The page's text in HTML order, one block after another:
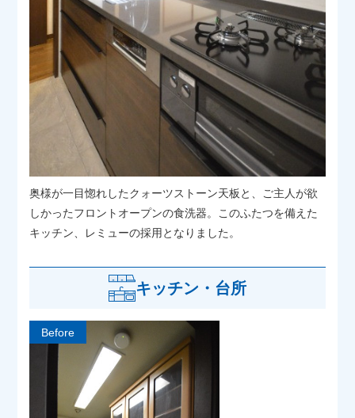
奥様が一目惚れしたクォーツストーン天板と、ご主人が欲
しかったフロントオープンの食洗器。このふたつを備えた
キッチン、レミューの採用となりました。
キッチン・台所
Before